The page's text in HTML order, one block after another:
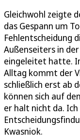
Gleichwohl zeigte
das Gespann um
Fehlentscheidung
Außenseiters in
eingeleitet hatte.
Alltag kommt der
schließlich erst ab
können sich auf
er halt nicht da. Ich
Kwasniok.